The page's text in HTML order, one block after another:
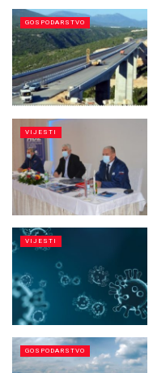
GOSPODARSTVO
VIJESTI
VIJESTI
GOSPODARSTVO